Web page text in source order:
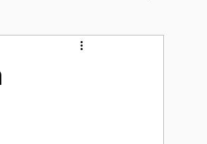
Inmobiliaria en Florida